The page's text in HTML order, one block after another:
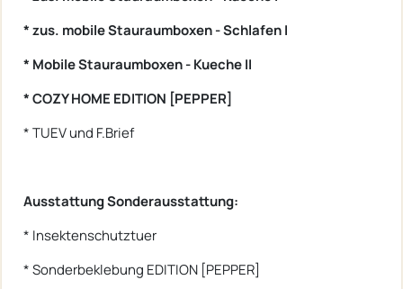
* zus. mobile Stauraumboxen - Schlafen I
* Mobile Stauraumboxen - Kueche II
* COZY HOME EDITION [PEPPER]
* TUEV und F.Brief
Ausstattung Sonderausstattung:
* Insektenschutztuer
* Sonderbeklebung EDITION [PEPPER]